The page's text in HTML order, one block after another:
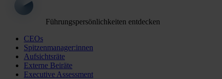
Führungspersönlichkeiten entdecken
CEOs
Spitzenmanager:innen
Aufsichtsräte
Externe Beiräte
Executive Assessment